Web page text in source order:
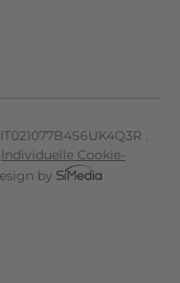
.
Individuelle Cookie-
by